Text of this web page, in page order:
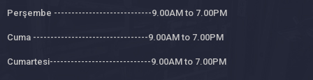
Perşembe ----------------------------9.00AM to 7.00PM
Cuma ---------------------------------9.00AM to 7.00PM
Cumartesi-----------------------------9.00AM to 7.00PM